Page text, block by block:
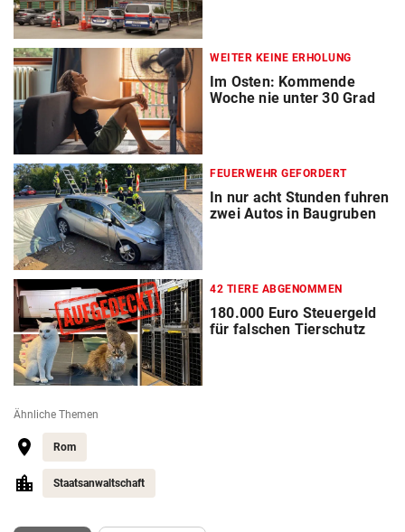
WEITER KEINE ERHOLUNG
Im Osten: Kommende
Woche nie unter 30 Grad
FEUERWEHR GEFORDERT
In nur acht Stunden fuhren
zwei Autos in Baugruben
42 TIERE ABGENOMMEN
180.000 Euro Steuergeld
für falschen Tierschutz
Ähnliche Themen
Rom
Staatsanwaltschaft